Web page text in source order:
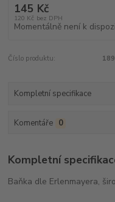
145 Kč
120 Kč bez DPH
Momentálně není k
Číslo produktu: 189
Kompletní specifikace
Komentáře 0
Kompletní
Baňka dle Erlenmayera,